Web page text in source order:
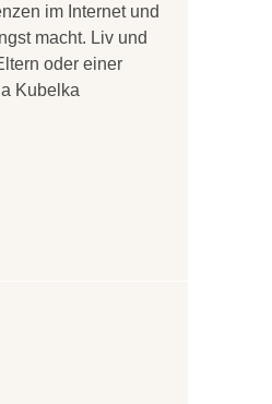
im Internet und
macht. Liv und
oder einer
Kubelka